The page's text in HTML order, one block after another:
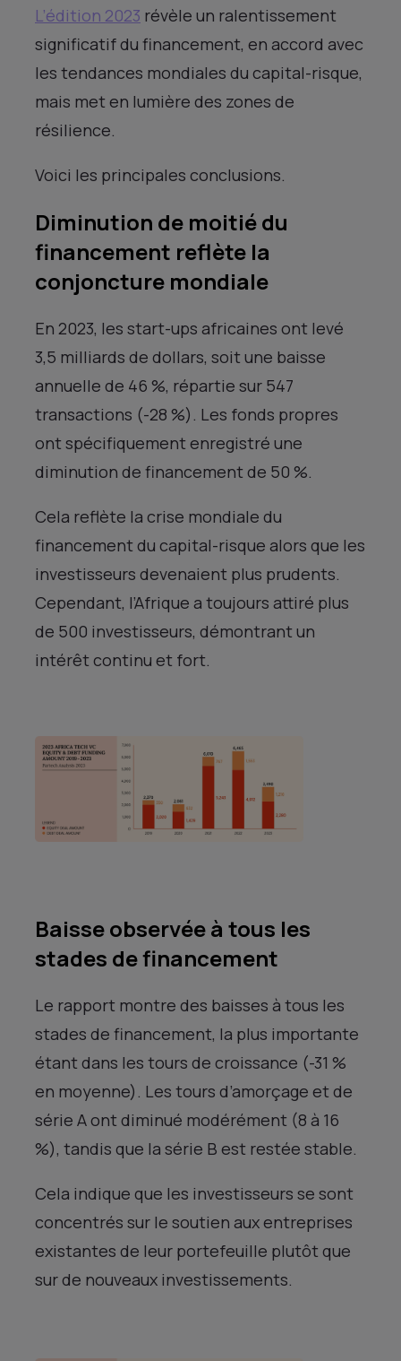
L’édition 2023 révèle un ralentissement
significatif du financement, en accord avec
les tendances mondiales du capital-risque,
mais met en lumière des zones de
résilience.
Voici les principales conclusions.
Diminution de moitié du
financement reflète la
conjoncture mondiale
En 2023, les start-ups africaines ont levé
3,5 milliards de dollars, soit une baisse
annuelle de 46 %, répartie sur 547
transactions (-28 %). Les fonds propres
ont spécifiquement enregistré une
diminution de financement de 50 %.
Cela reflète la crise mondiale du
financement du capital-risque alors que les
investisseurs devenaient plus prudents.
Cependant, l’Afrique a toujours attiré plus
de 500 investisseurs, démontrant un
intérêt continu et fort.
Baisse observée à tous les
stades de financement
Le rapport montre des baisses à tous les
stades de financement, la plus importante
étant dans les tours de croissance (-31 %
en moyenne). Les tours d’amorçage et de
série A ont diminué modérément (8 à 16
%), tandis que la série B est restée stable.
Cela indique que les investisseurs se sont
concentrés sur le soutien aux entreprises
existantes de leur portefeuille plutôt que
sur de nouveaux investissements.